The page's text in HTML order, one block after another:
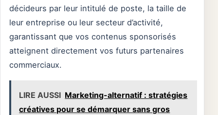
décideurs par leur intitulé de poste, la taille de
leur entreprise ou leur secteur d’activité,
garantissant que vos contenus sponsorisés
atteignent directement vos futurs partenaires
commerciaux.
LIRE AUSSI Marketing-alternatif : stratégies
créatives pour se démarquer sans gros